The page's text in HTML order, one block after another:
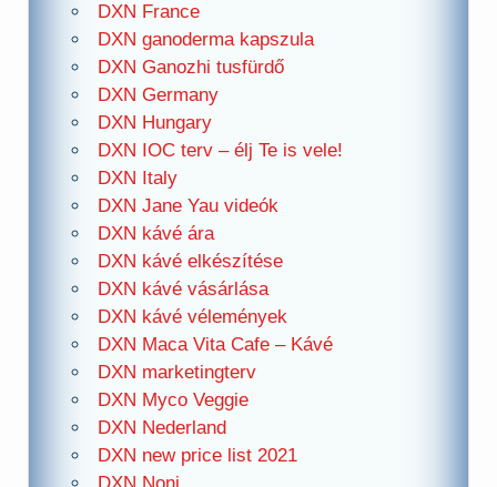
DXN France
DXN ganoderma kapszula
DXN Ganozhi tusfürdő
DXN Germany
DXN Hungary
DXN IOC terv – élj Te is vele!
DXN Italy
DXN Jane Yau videók
DXN kávé ára
DXN kávé elkészítése
DXN kávé vásárlása
DXN kávé vélemények
DXN Maca Vita Cafe – Kávé
DXN marketingterv
DXN Myco Veggie
DXN Nederland
DXN new price list 2021